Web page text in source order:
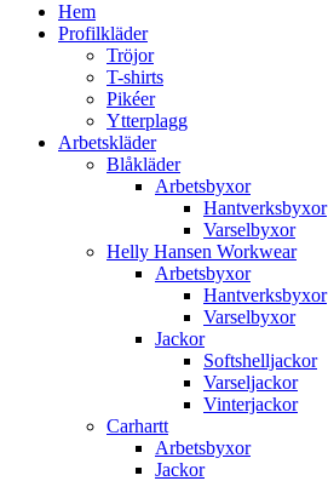
Hem
Profilkläder
Tröjor
T-shirts
Pikéer
Ytterplagg
Arbetskläder
Blåkläder
Arbetsbyxor
Hantverksbyxor
Varselbyxor
Helly Hansen Workwear
Arbetsbyxor
Hantverksbyxor
Varselbyxor
Jackor
Softshelljackor
Varseljackor
Vinterjackor
Carhartt
Arbetsbyxor
Jackor